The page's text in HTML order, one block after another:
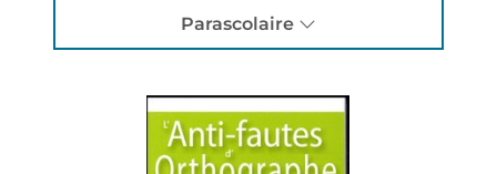
Parascolaire